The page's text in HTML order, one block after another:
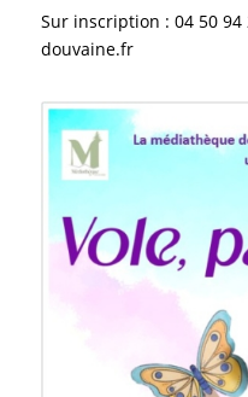
Sur inscription : 04 50
douvaine.fr